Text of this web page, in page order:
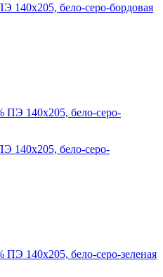
140х205, бело-серо-бордовая
140х205, бело-серо-